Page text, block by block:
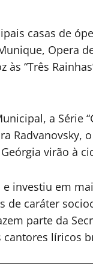
casas de
Opera
“Três
a Série
Radvanovsky,
virão à
e investiu em
de caráter
parte da
líricos